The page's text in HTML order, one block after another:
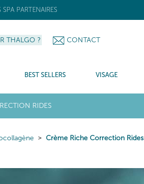
SPA PARTENAIRES
THALGO ? CONTACT
BEST SELLERS VISAGE
RIDES
Crème Riche Correction Rides